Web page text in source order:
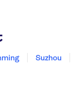
Suzhou